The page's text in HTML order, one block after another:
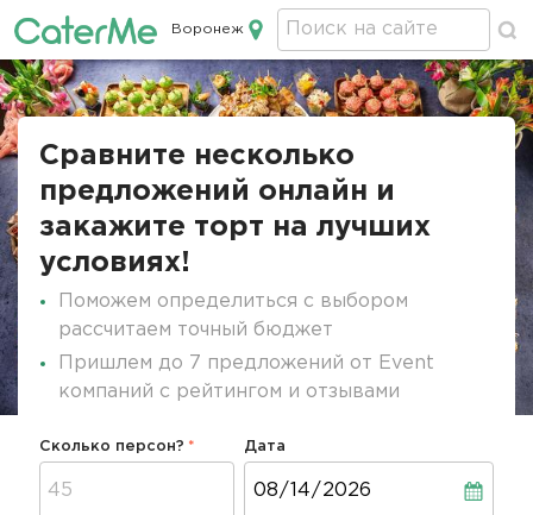
Кейтеринг в Воронеже
Воронеж
Строка
Сравните несколько
предложений онлайн и
закажите торт на лучших
условиях!
Поможем определиться с выбором
рассчитаем точный бюджет
Пришлем до 7 предложений от Event
компаний с рейтингом и отзывами
Сколько персон? Дата